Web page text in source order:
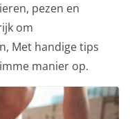
pezen en
om
Met handige tips
manier op.